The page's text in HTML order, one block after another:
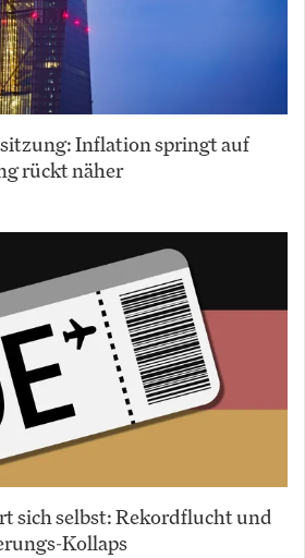
Inflation springt auf
rückt näher
sich selbst: Rekordflucht und
Kollaps